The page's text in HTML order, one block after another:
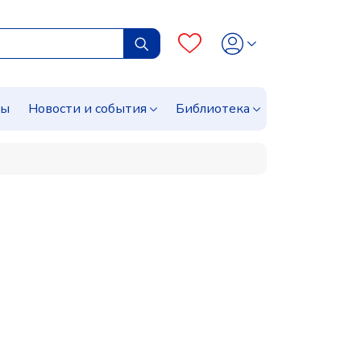
Новости и события Библиотека